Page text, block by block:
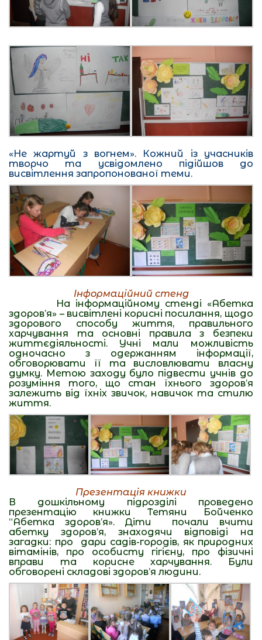
«Не жартуй з вогнем». Кожний із учасників
творчо та усвідомлено підійшов до
висвітлення запропонованої теми.
Інформаційний стенд
На інформаційному стенді «Абетка
здоров’я» – висвітлені корисні посилання, щодо
здорового способу життя, правильного
харчування та основні правила з безпеки
життєдіяльності. Учні мали можливість
одночасно з одержанням інформації,
обговорювати її та висловлювати власну
думку. Метою заходу було підвести учнів до
розуміння того, що стан їхнього здоров’я
залежить від їхніх звичок, навичок та стилю
життя.
Презентація книжки
В дошкільному підрозділі проведено
презентацію книжки Тетяни Бойченко
“Абетка здоров’я». Діти почали вчити
абетку здоров’я, знаходячи відповіді на
загадки: про дари садів-городів, як природних
вітамінів, про особисту гігієну, про фізичні
вправи та корисне харчування. Були
обговорені складові здоров’я людини.